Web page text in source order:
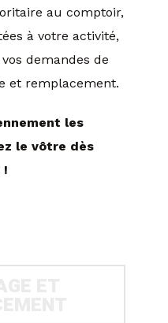
au comptoir,
à votre activité,
demandes de
et remplacement.
les
le vôtre dès
!